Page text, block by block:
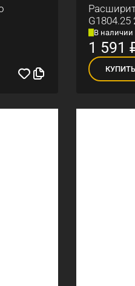
G1804.25
В наличии
1 591
КУПИТЬ